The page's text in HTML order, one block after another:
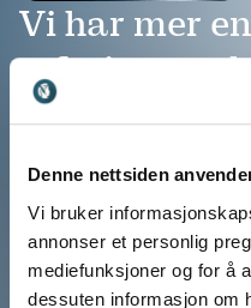
Denne nettsiden
Vi bruker
annonser et personlig
mediefunksjoner og for å
dessuten informasjon om
Vi har mer
erfaring med
kunders
de perfekte
Ring: 911 16 989
Vi er klare til å hjelpe